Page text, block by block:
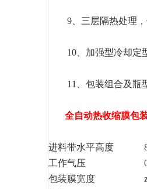
9、三层隔热处理，
10、加强型冷却定型
11、包装组合及瓶型
全自动热收缩膜包
进料带水平高度
工作气压
包装膜宽度